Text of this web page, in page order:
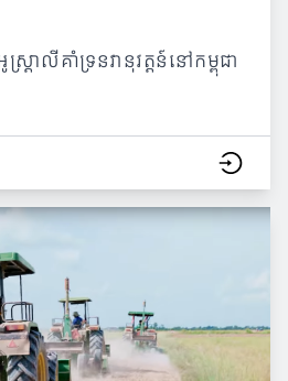
ត្រាលីគាំទ្រនវានុវត្តន៍នៅកម្ពុជា